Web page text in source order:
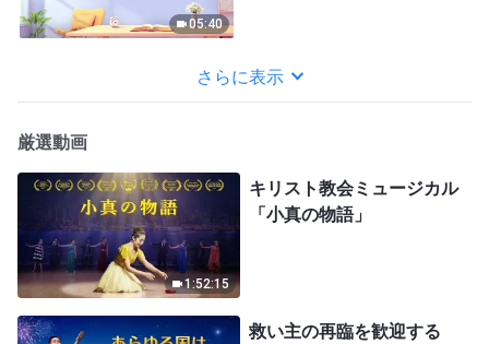
05:40
さらに表示
厳選動画
1:52:15
キリスト教会ミュージカル
「小真の物語」
救い主の再臨を歓迎する